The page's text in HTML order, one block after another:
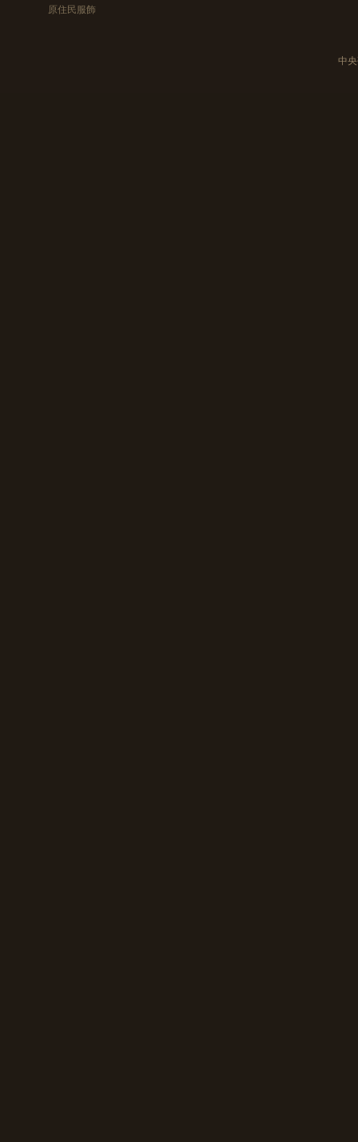
原住民服飾
中